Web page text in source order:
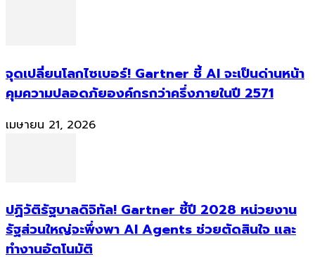
จุดเปลี่ยนโลกไซเบอร์! Gartner ชี้ AI จะเป็นด่านหน้า
คุมความปลอดภัยองค์กรกว่าครึ่งภายในปี 2571
เมษายน 21, 2026
ปฏิวัติรัฐบาลดิจิทัล! Gartner ชี้ปี 2028 หน่วยงาน
รัฐส่วนใหญ่จะพึ่งพา AI Agents ช่วยตัดสินใจ และ
ทำงานอัตโนมัติ